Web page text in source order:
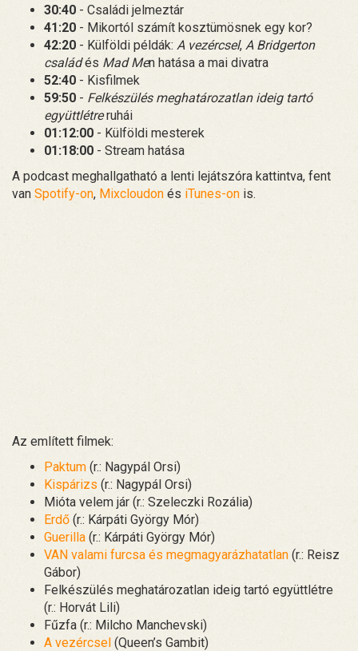
30:40 - Családi jelmeztár
41:20 - Mikortól számít kosztümösnek egy kor?
42:20 - Külföldi példák: A vezércsel, A Bridgerton
családés Mad Men hatása a mai divatra
52:40 - Kisfilmek
59:50 - Felkészülés meghatározatlan ideig tartó
együttlétreruhái
01:12:00 - Külföldi mesterek
01:18:00 - Stream hatása
A podcast meghallgatható a lenti lejátszóra kattintva, fent
van Spotify-on, Mixcloudon és iTunes-on is.
Az említett filmek:
Paktum (r.: Nagypál Orsi)
Kispárizs (r.: Nagypál Orsi)
Mióta velem jár (r.: Szeleczki Rozália)
Erdő (r.: Kárpáti György Mór)
Guerilla (r.: Kárpáti György Mór)
VAN valami furcsa és megmagyarázhatatlan (r.: Reisz
Gábor)
Felkészülés meghatározatlan ideig tartó együttlétre
(r.: Horvát Lili)
Fűzfa (r.: Milcho Manchevski)
A vezércsel (Queen’s Gambit)